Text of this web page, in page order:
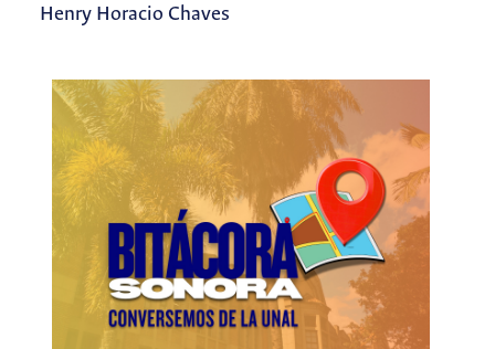
Henry Horacio Chaves